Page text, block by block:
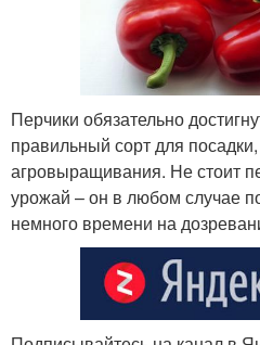
Перчики обязательно
правильный сорт для
агровыращивания. Не стоит
урожай – он в любом случае
немного времени на